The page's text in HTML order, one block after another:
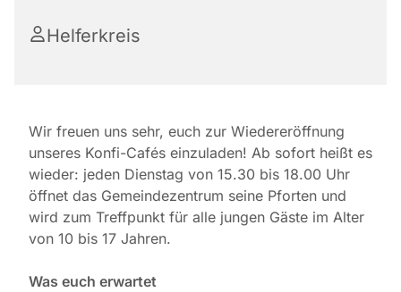
Helferkreis
Wir freuen uns sehr, euch zur Wiedereröffnung
unseres Konfi-Cafés einzuladen! Ab sofort heißt es
wieder: jeden Dienstag von 15.30 bis 18.00 Uhr
öffnet das Gemeindezentrum seine Pforten und
wird zum Treffpunkt für alle jungen Gäste im Alter
von 10 bis 17 Jahren.
Was euch erwartet